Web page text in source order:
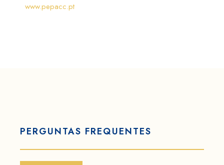
www.pepacc.pt
PERGUNTAS FREQUENTES